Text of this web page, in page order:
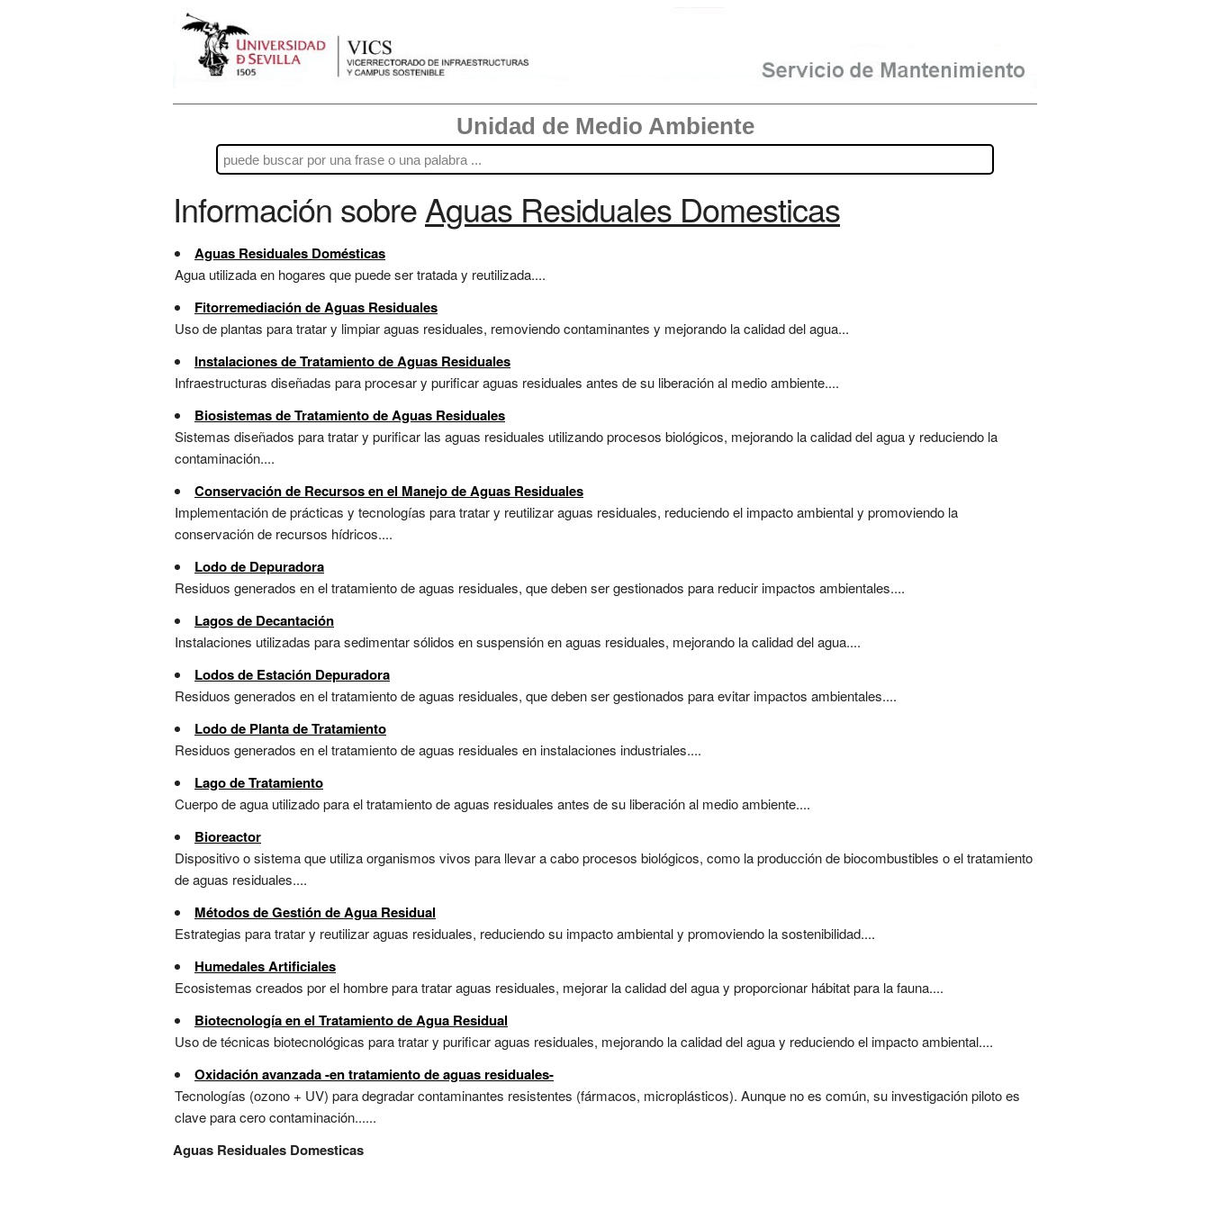
Unidad de Medio Ambiente
Información sobreAguas Residuales Domesticas
Aguas Residuales Domésticas
Agua utilizada en hogares que puede ser tratada y reutilizada....
Fitorremediación de Aguas Residuales
Uso de plantas para tratar y limpiar aguas residuales, removiendo contaminantes y mejorando la calidad del agua...
Instalaciones de Tratamiento de Aguas Residuales
Infraestructuras diseñadas para procesar y purificar aguas residuales antes de su liberación al medio ambiente....
Biosistemas de Tratamiento de Aguas Residuales
Sistemas diseñados para tratar y purificar las aguas residuales utilizando procesos biológicos, mejorando la calidad del agua y reduciendo la
contaminación....
Conservación de Recursos en el Manejo de Aguas Residuales
Implementación de prácticas y tecnologías para tratar y reutilizar aguas residuales, reduciendo el impacto ambiental y promoviendo la
conservación de recursos hídricos....
Lodo de Depuradora
Residuos generados en el tratamiento de aguas residuales, que deben ser gestionados para reducir impactos ambientales....
Lagos de Decantación
Instalaciones utilizadas para sedimentar sólidos en suspensión en aguas residuales, mejorando la calidad del agua....
Lodos de Estación Depuradora
Residuos generados en el tratamiento de aguas residuales, que deben ser gestionados para evitar impactos ambientales....
Lodo de Planta de Tratamiento
Residuos generados en el tratamiento de aguas residuales en instalaciones industriales....
Lago de Tratamiento
Cuerpo de agua utilizado para el tratamiento de aguas residuales antes de su liberación al medio ambiente....
Bioreactor
Dispositivo o sistema que utiliza organismos vivos para llevar a cabo procesos biológicos, como la producción de biocombustibles o el tratamiento
de aguas residuales....
Métodos de Gestión de Agua Residual
Estrategias para tratar y reutilizar aguas residuales, reduciendo su impacto ambiental y promoviendo la sostenibilidad....
Humedales Artificiales
Ecosistemas creados por el hombre para tratar aguas residuales, mejorar la calidad del agua y proporcionar hábitat para la fauna....
Biotecnología en el Tratamiento de Agua Residual
Uso de técnicas biotecnológicas para tratar y purificar aguas residuales, mejorando la calidad del agua y reduciendo el impacto ambiental....
Oxidación avanzada -en tratamiento de aguas residuales-
Tecnologías (ozono + UV) para degradar contaminantes resistentes (fármacos, microplásticos). Aunque no es común, su investigación piloto es
clave para cero contaminación......
Aguas Residuales Domesticas